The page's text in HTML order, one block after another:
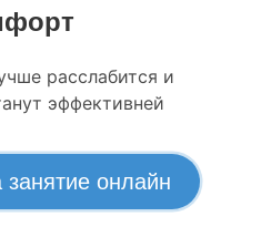
расслабится и
эффективней
занятие онлайн